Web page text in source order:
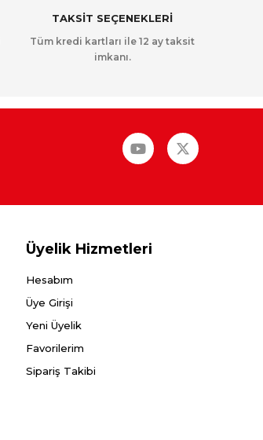
TAKSİT SEÇENEKLERİ
Tüm kredi kartları ile 12 ay taksit
imkanı.
Üyelik Hizmetleri
Hesabım
Üye Girişi
Yeni Üyelik
Favorilerim
Sipariş Takibi